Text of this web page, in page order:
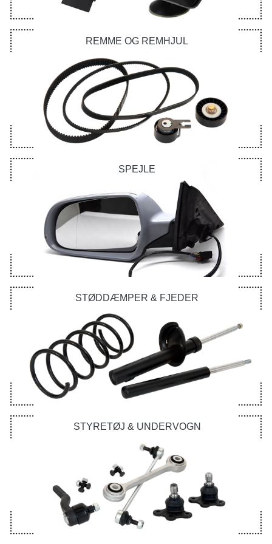
REMME OG REMHJUL
SPEJLE
STØDDÆMPER & FJEDER
STYRETØJ & UNDERVOGN